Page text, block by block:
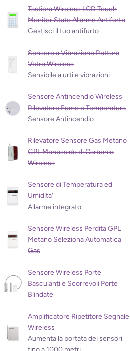
Tastiera Wireless LCD Touch
Monitor Stato Allarme Antifurto
Gestisci il tuo antifurto
Sensore a Vibrazione Rottura
Vetro Wireless
Sensibile a urti e vibrazioni
Sensore Antincendio Wireless
Rilevatore Fumo e Temperatura
Sensore Antincendio
Rilevatore Sensore Gas Metano
GPL Monossido di Carbonio
Wireless
Sensore di Temperatura ed
Umidita'
Allarme integrato
Sensore Wireless Perdita GPL
Metano Seleziona Automatica
Gas
Sensore Wireless Porte
Basculanti e Scorrevoli Porte
Blindate
Amplificatore Ripetitore Segnale
Wireless
Aumenta la portata dei sensori